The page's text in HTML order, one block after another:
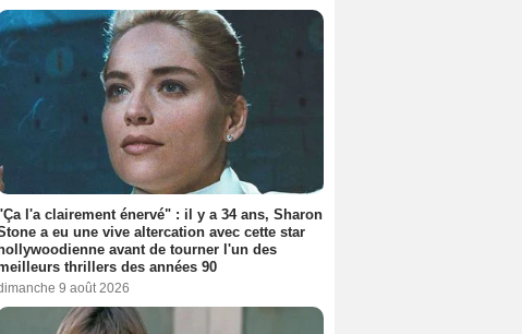
l'a clairement énervé" : il y a 34 ans, Sharon
a eu une vive altercation avec cette star
hollywoodienne avant de tourner l'un des
thrillers des années 90
9 août 2026